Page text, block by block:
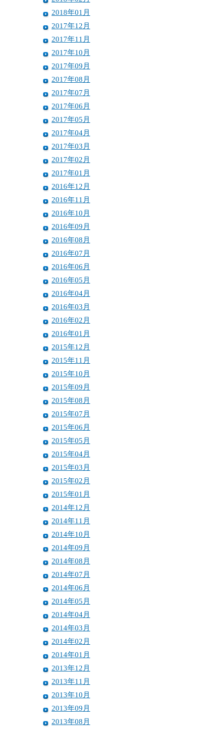
2018年01月
2017年12月
2017年11月
2017年10月
2017年09月
2017年08月
2017年07月
2017年06月
2017年05月
2017年04月
2017年03月
2017年02月
2017年01月
2016年12月
2016年11月
2016年10月
2016年09月
2016年08月
2016年07月
2016年06月
2016年05月
2016年04月
2016年03月
2016年02月
2016年01月
2015年12月
2015年11月
2015年10月
2015年09月
2015年08月
2015年07月
2015年06月
2015年05月
2015年04月
2015年03月
2015年02月
2015年01月
2014年12月
2014年11月
2014年10月
2014年09月
2014年08月
2014年07月
2014年06月
2014年05月
2014年04月
2014年03月
2014年02月
2014年01月
2013年12月
2013年11月
2013年10月
2013年09月
2013年08月